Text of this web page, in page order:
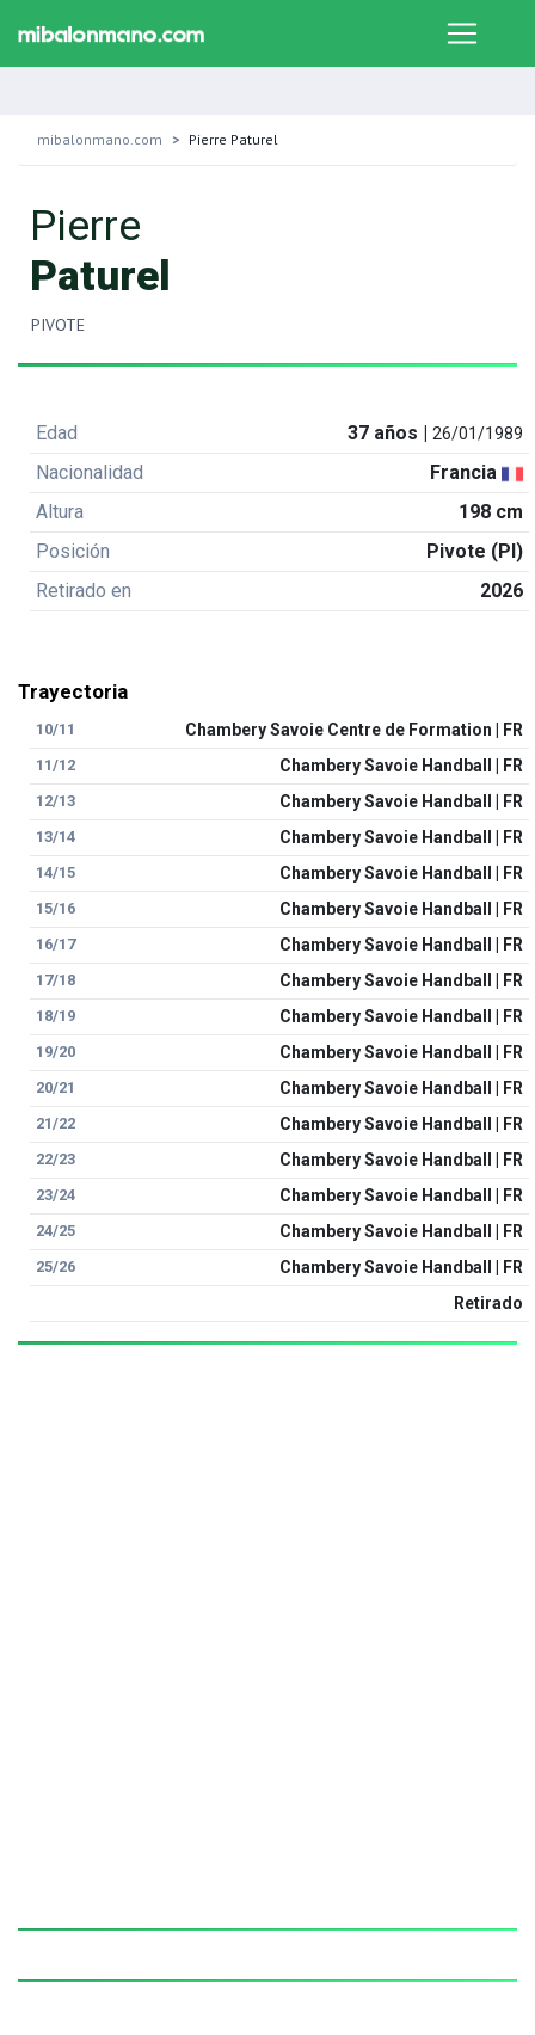
mibalonmano.com Pierre Paturel
Pierre
Paturel
PIVOTE
Edad 37 años |26/01/1989
Nacionalidad
Francia
Altura
198 cm
Posición
Pivote (PI)
Retirado en
2026
Trayectoria
10/11 Chambery Savoie Centre de Formation | FR
11/12 Chambery Savoie Handball | FR
12/13 Chambery Savoie Handball | FR
13/14 Chambery Savoie Handball | FR
14/15 Chambery Savoie Handball | FR
15/16 Chambery Savoie Handball | FR
16/17 Chambery Savoie Handball | FR
17/18 Chambery Savoie Handball | FR
18/19 Chambery Savoie Handball | FR
19/20 Chambery Savoie Handball | FR
20/21 Chambery Savoie Handball | FR
21/22 Chambery Savoie Handball | FR
22/23 Chambery Savoie Handball | FR
23/24 Chambery Savoie Handball | FR
24/25 Chambery Savoie Handball | FR
25/26
Chambery Savoie Handball | FR
Retirado